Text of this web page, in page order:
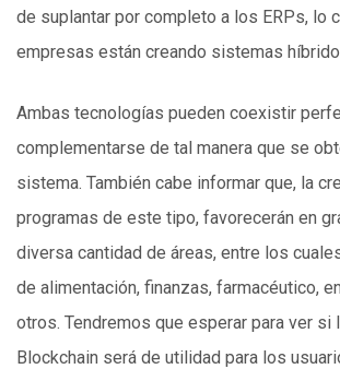
de suplantar por completo a los ERPs, lo
empresas están creando sistemas
Ambas tecnologías pueden coexistir
complementarse de tal manera que se
sistema. También cabe informar que, la
programas de este tipo, favorecerán en
diversa cantidad de áreas, entre los
de alimentación, finanzas, farmacéutico,
otros. Tendremos que esperar para ver si
Blockchain será de utilidad para los